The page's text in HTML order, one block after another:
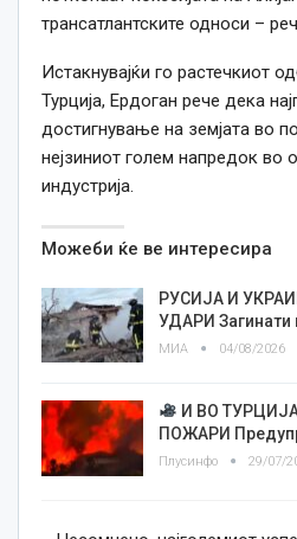
трансатлантските односи –
Истакнувајќи го растечкиот
Турција, Ердоган рече дека
достигнување на земјата во
нејзиниот голем напредок во
индустрија.
Можеби ќе ве интересира
РУСИЈА И
УДАРИ Загинати
МИА 04/08/2026
И ВО
ПОЖАРИ
Плусинфо 29/07/